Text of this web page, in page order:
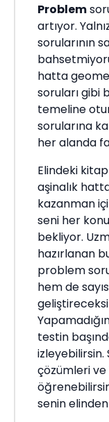
Problem
artıyor.
sorularının
hatta
soruları gibi
temeline
sorularına
her alanda
Elindeki
aşinalık
kazanman
seni her
bekliyor.
hazırlanan
problem
hem de
testin
izleyebilirsin.
çözümleri
senin